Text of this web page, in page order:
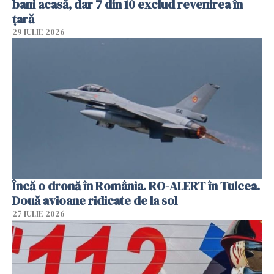
bani acasă, dar 7 din 10 exclud revenirea în
țară
29 IULIE 2026
Încă o dronă în România. RO-ALERT în Tulcea.
Două avioane ridicate de la sol
27 IULIE 2026